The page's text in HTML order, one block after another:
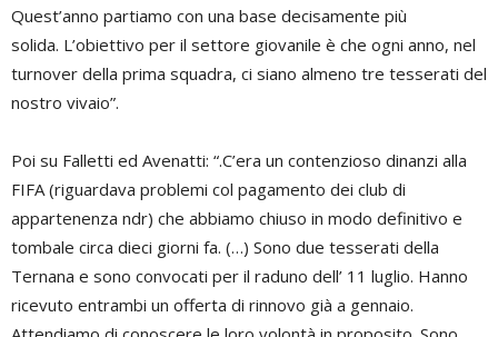
Quest’anno partiamo con una base decisamente più
solida. L’obiettivo per il settore giovanile è che ogni anno, nel
turnover della prima squadra, ci siano almeno tre tesserati del
nostro vivaio”.
Poi su Falletti ed Avenatti: “.C’era un contenzioso dinanzi alla
FIFA (riguardava problemi col pagamento dei club di
appartenenza ndr) che abbiamo chiuso in modo definitivo e
tombale circa dieci giorni fa. (…) Sono due tesserati della
Ternana e sono convocati per il raduno dell’ 11 luglio. Hanno
ricevuto entrambi un offerta di rinnovo già a gennaio.